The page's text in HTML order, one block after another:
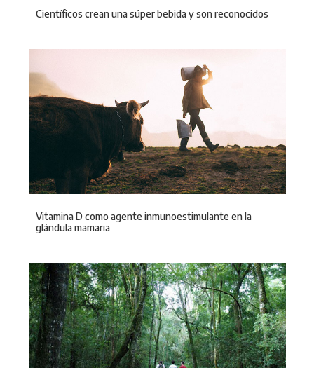
Científicos crean una súper bebida y son reconocidos
Vitamina D como agente inmunoestimulante en la
glándula mamaria